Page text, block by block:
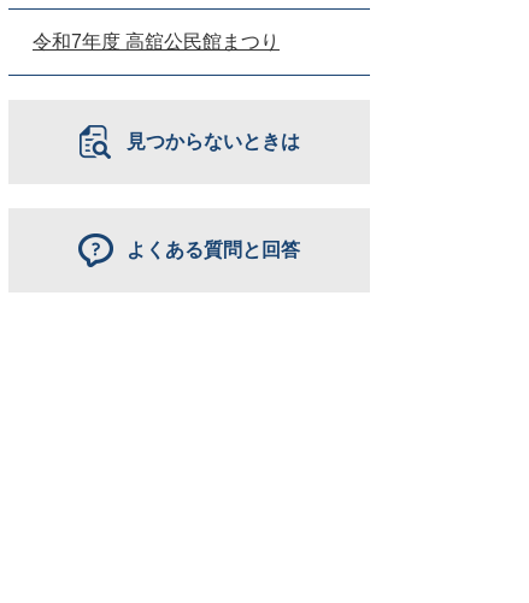
令和7年度 高舘公民館まつり
見つからないときは
よくある質問と回答